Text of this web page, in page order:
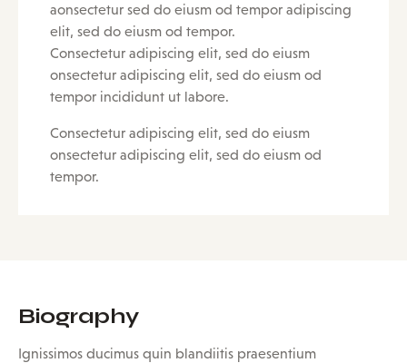
aonsectetur sed do eiusm od tempor adipiscing
elit, sed do eiusm od tempor.
Consectetur adipiscing elit, sed do eiusm
onsectetur adipiscing elit, sed do eiusm od
tempor incididunt ut labore.
Consectetur adipiscing elit, sed do eiusm
onsectetur adipiscing elit, sed do eiusm od
tempor.
Biography
Ignissimos ducimus quin blandiitis praesentium